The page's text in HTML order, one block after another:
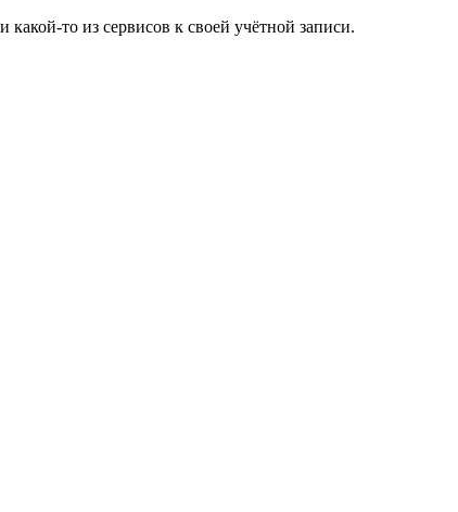
то из сервисов к своей учётной записи.